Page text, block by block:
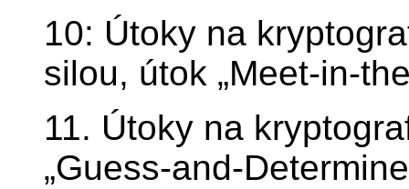
10: Útoky na
silou, útok „Meet-in-
11. Útoky na
„Guess-and-